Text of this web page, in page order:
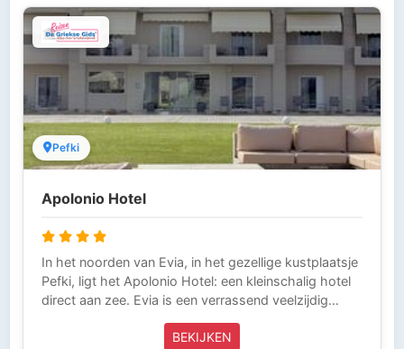
Reizen is aangesloten bij ANVR, SGR en het
Calamiteitenfonds. Wij zijn voor onze klanten die in
Griekenland zijn 24 uur per dag bereikbaar (Tel
0343-218014) en laten niets over aan het toeval. Zo
kun je zorgeloos op vakantie.
Pefki
Apolonio Hotel
In het noorden van Evia, in het gezellige kustplaatsje
Pefki, ligt het Apolonio Hotel: een kleinschalig hotel
direct aan zee. Evia is een verrassend veelzijdig
tot de minder ontdekte bestemmingen van
BEKIJKEN